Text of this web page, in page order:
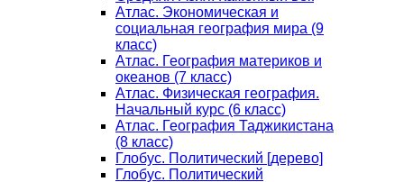
Атлас. Экономическая и
социальная география мира (9
класс)
Атлас. География материков и
океанов (7 класс)
Атлас. Физическая география.
Начальный курс (6 класс)
Атлас. География Таджикистана
(8 класс)
Глобус. Политический [дерево]
Глобус. Политический